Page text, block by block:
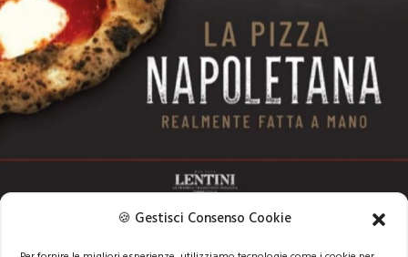
🍪 Gestisci Consenso Cookie